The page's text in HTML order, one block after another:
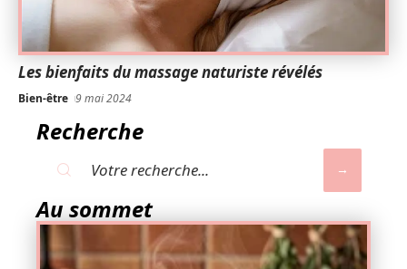
Les bienfaits du massage naturiste révélés
Bien-être 9 mai 2024
Recherche
Au sommet